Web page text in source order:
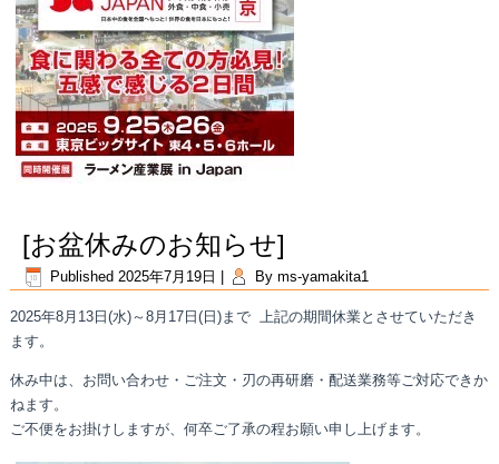
[お盆休みのお知らせ]
Published 2025年7月19日 By ms-yamakita1
2025年8月13日(水)～8月17日(日)まで 上記の期間休業とさせていただき
ます。
休み中は、お問い合わせ・ご注文・刃の再研磨・配送業務等ご対応できか
ねます。
ご不便をお掛けしますが、何卒ご了承の程お願い申し上げます。